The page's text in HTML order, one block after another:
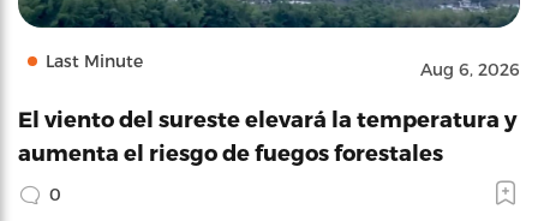
Last Minute Aug 6, 2026
El viento del sureste elevará la temperatura y
aumenta el riesgo de fuegos forestales
0